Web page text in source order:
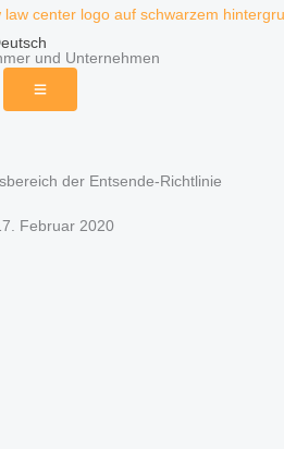
und Unternehmen
der Entsende-Richtlinie
Februar 2020